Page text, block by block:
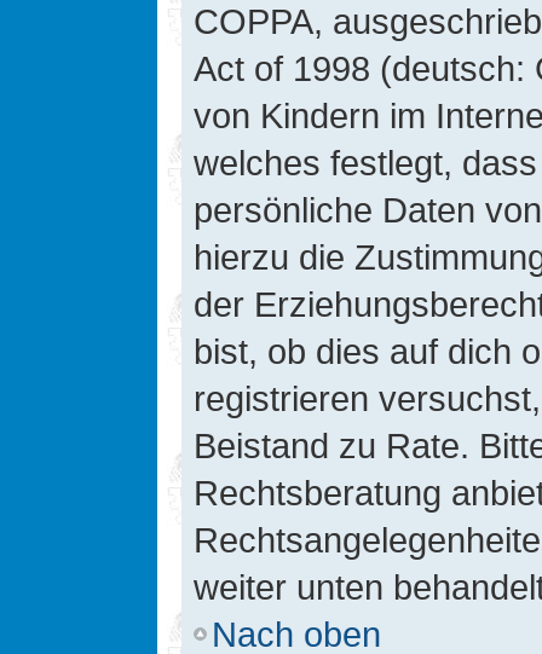
COPPA,
Act of 1998 (deutsch:
von Kindern im
welches festlegt,
persönliche Daten
hierzu die
der
bist, ob dies auf dich
registrieren
Beistand zu Rate.
Rechtsberatung
weiter unten
Nach oben